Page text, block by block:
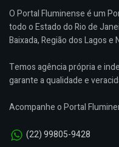
O Portal Fluminense é um
todo o Estado do Rio de
Baixada, Região dos Lagos
Temos agência própria e
garante a qualidade e
Acompanhe o Portal
(22) 99805-9428